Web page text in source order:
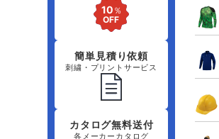
簡単見積り依頼
刺繍・プリントサービス
カタログ無料送付
各メーカーカタログ